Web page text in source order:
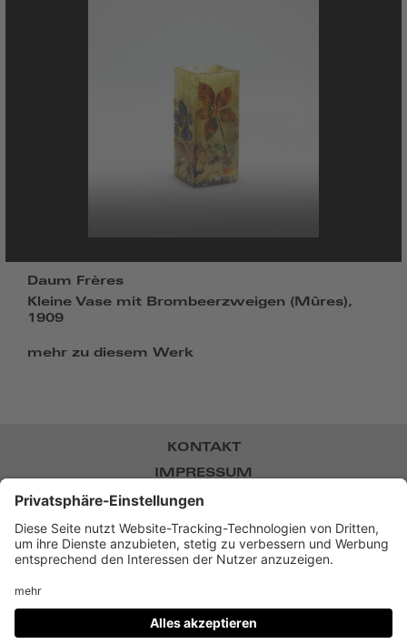
Daum Frères
Kleine Vase mit Brombeerzweigen (Mûres),
1909
mehr zu diesem Werk
KONTAKT
IMPRESSUM
DATENSCHUTZ
NEWSLETTER
BARRIEREFREIHEIT
Prinzregentenstr. 60, D-81675
München